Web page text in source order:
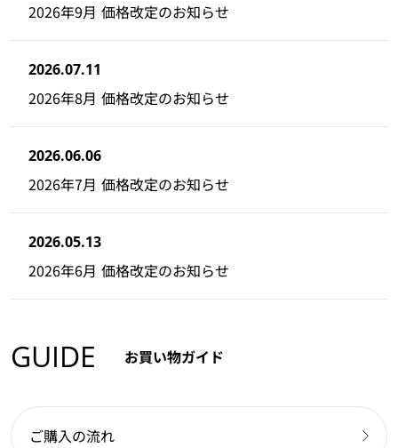
2026年9月 価格改定のお知らせ
2026.07.11
2026年8月 価格改定のお知らせ
2026.06.06
2026年7月 価格改定のお知らせ
2026.05.13
2026年6月 価格改定のお知らせ
GUIDE お買い物ガイド
ご購入の流れ